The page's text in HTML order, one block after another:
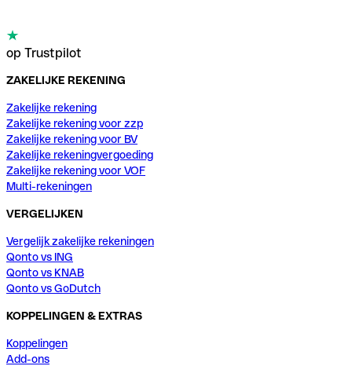
op Trustpilot
ZAKELIJKE REKENING
Zakelijke rekening
Zakelijke rekening voor zzp
Zakelijke rekening voor BV
Zakelijke rekeningvergoeding
Zakelijke rekening voor VOF
Multi-rekeningen
VERGELIJKEN
Vergelijk zakelijke rekeningen
Qonto vs ING
Qonto vs KNAB
Qonto vs GoDutch
KOPPELINGEN & EXTRAS
Koppelingen
Add-ons